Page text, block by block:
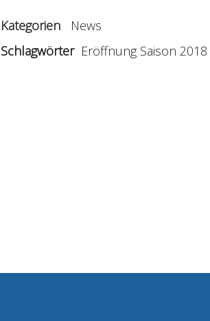
Kategorien
News
Schlagwörter Eröffnung Saison 2018